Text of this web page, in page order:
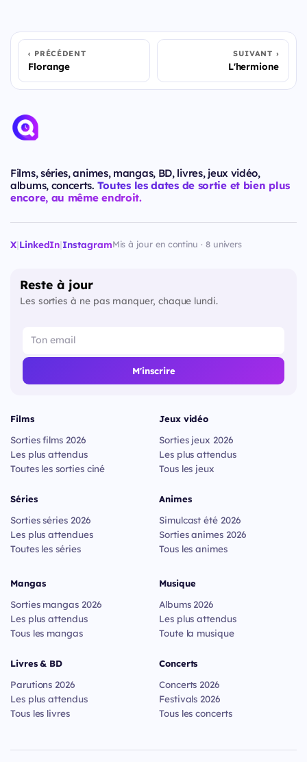
PRÉCÉDENT
Florange
SUIVANT
L'hermione
Films, séries, animes, mangas, BD, livres, jeux vidéo,
albums, concerts. Toutes les dates de sortie et bien plus
encore, au même endroit.
X|LinkedIn|InstagramMis à jour en continu · 8 univers
Reste à jour
Les sorties à ne pas manquer, chaque lundi.
M'inscrire
Films
Sorties films 2026
Les plus attendus
Toutes les sorties ciné
Séries
Sorties séries 2026
Les plus attendues
Toutes les séries
Jeux vidéo
Sorties jeux 2026
Les plus attendus
Tous les jeux
Animes
Simulcast été 2026
Sorties animes 2026
Tous les animes
Mangas
Sorties mangas 2026
Les plus attendus
Tous les mangas
Livres & BD
Parutions 2026
Les plus attendus
Tous les livres
Musique
Albums 2026
Les plus attendus
Toute la musique
Concerts
Concerts 2026
Festivals 2026
Tous les concerts